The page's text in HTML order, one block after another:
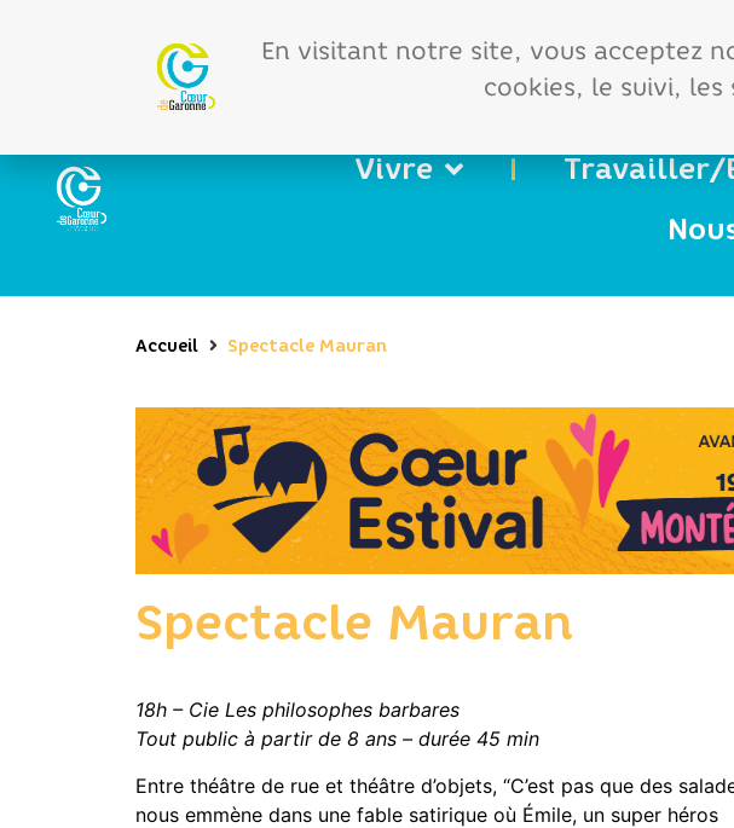
Vivre Travailler/
Accueil Spectacle Mauran
Spectacle Mauran
18h – Cie Les philosophes barbares
Tout public à partir de 8 ans – durée 45 min
Entre théâtre de rue et théâtre d’objets, “C’est pas que des
nous emmène dans une fable satirique où Émile, un super héros
En visitant notre site, vous acceptez
cookies, le suivi,